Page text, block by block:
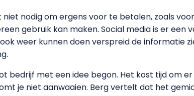
niet nodig om ergens voor te betalen, zoals
gebruik kan maken. Social media is er een
weer kunnen doen verspreid de informatie
bedrijf met een idee begon. Het kost tijd om
je niet aanwaaien. Berg vertelt dat het